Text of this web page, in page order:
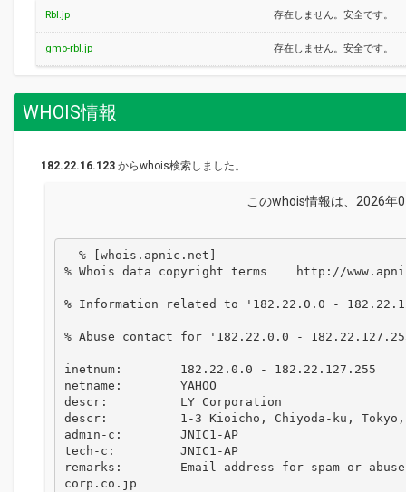
Rbl.jp 存在しません。安全です。
gmo-rbl.jp 存在しません。安全です。
WHOIS情報
182.22.16.123 からwhois検索しました。
このwhois情報は、2026年
% Whois data copyright terms    http://
% Information related to '182.22.0.0 -
% Abuse contact for '182.22.0.0 -
inetnum:        182.22.0.0 - 182.22.127.255
netname:        YAHOO
descr:          LY Corporation
descr:          1-3 Kioicho, Chiyoda-ku, Tokyo,
admin-c:        JNIC1-AP
tech-c:         JNIC1-AP
remarks:        Email address for spam or abuse
corp.co.jp